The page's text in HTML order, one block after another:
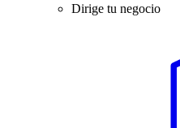
Dirige tu negocio